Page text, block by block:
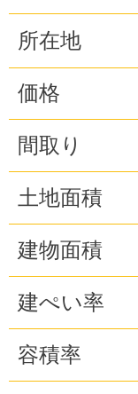
所在地
価格
間取り
土地面積
建物面積
建ぺい率
容積率